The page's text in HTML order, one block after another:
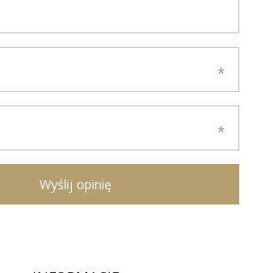
Wyślij opinię